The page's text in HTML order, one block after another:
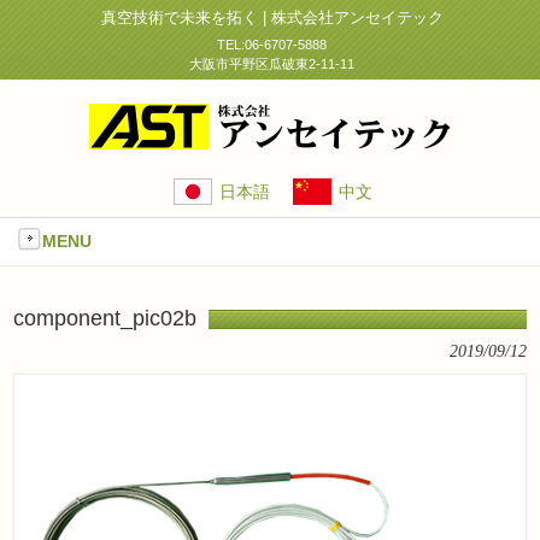
真空技術で未来を拓く | 株式会社アンセイテック
TEL:06-6707-5888
大阪市平野区瓜破東2-11-11
日本語 中文
MENU
component_pic02b
2019/09/12